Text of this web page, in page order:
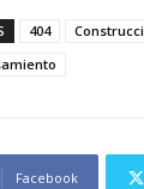
404
Facebook